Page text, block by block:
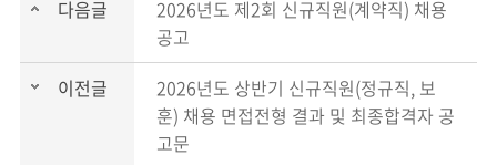
다음글
2026년도 제2회 신규직원(계약직) 채용
공고
이전글
2026년도 상반기 신규직원(정규직, 보
훈) 채용 면접전형 결과 및 최종합격자 공
고문